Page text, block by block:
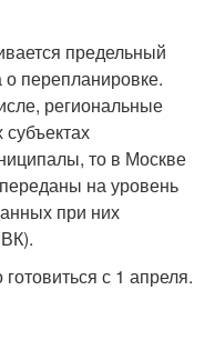
предельный
о перепланировке.
региональные
то в Москве
на уровень
при них
с 1 апреля.